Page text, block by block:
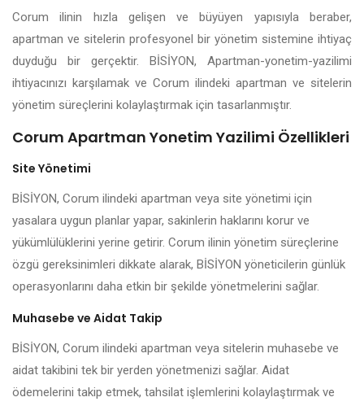
Corum ilinin hızla gelişen ve büyüyen yapısıyla beraber,
apartman ve sitelerin profesyonel bir yönetim sistemine ihtiyaç
duyduğu bir gerçektir. BİSİYON, Apartman-yonetim-yazilimi
ihtiyacınızı karşılamak ve Corum ilindeki apartman ve sitelerin
yönetim süreçlerini kolaylaştırmak için tasarlanmıştır.
Corum Apartman Yonetim Yazilimi Özellikleri
Site Yönetimi
BİSİYON, Corum ilindeki apartman veya site yönetimi için
yasalara uygun planlar yapar, sakinlerin haklarını korur ve
yükümlülüklerini yerine getirir. Corum ilinin yönetim süreçlerine
özgü gereksinimleri dikkate alarak, BİSİYON yöneticilerin günlük
operasyonlarını daha etkin bir şekilde yönetmelerini sağlar.
Muhasebe ve Aidat Takip
BİSİYON, Corum ilindeki apartman veya sitelerin muhasebe ve
aidat takibini tek bir yerden yönetmenizi sağlar. Aidat
ödemelerini takip etmek, tahsilat işlemlerini kolaylaştırmak ve